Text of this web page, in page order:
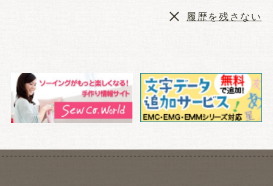
履歴を残さない